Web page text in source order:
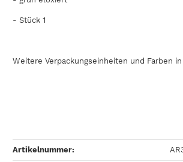
- Stück 1
Weitere Verpackungseinheiten und Farben
Artikelnummer: